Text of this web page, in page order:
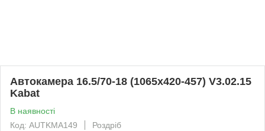
Автокамера 16.5/70-18 (1065x420-457) V3.02.15
Kabat
В наявності
Код: AUTKMA149
Роздріб